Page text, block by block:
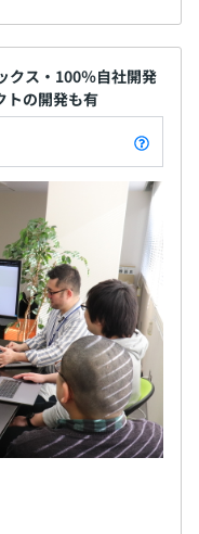
クス・100％自社開発
トの開発も有